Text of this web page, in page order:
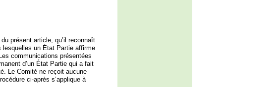
présent article, qu’il reconnaît
lesquelles un État Partie affirme
communications présentées
d’un État Partie qui a fait
Le Comité ne reçoit aucune
ci-après s’applique à